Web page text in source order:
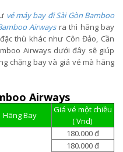
vé máy bay đi Sài Gòn Bamboo
Airwaysra thì hãng bay
thù khác như Côn Đảo, Cần
Airways dưới đây sẽ giúp
chặng bay và giá vé mà hãng
Airways
Hãng Bay
Giá vé một chiều
( Vnd)
180.000 đ
180.000 đ